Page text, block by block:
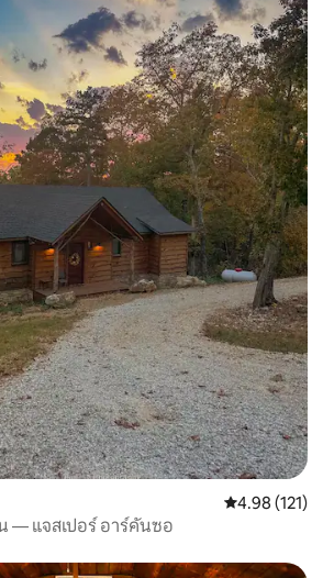
คะแนนเฉลี่ย
4.98 (121)
— แจสเปอร์ อาร์คันซอ